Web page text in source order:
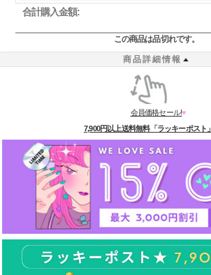
合計購入金額:
この商品は品切れです。
商品詳細情報
会員価格セール!♥
7,900円以上送料無料「ラッキーポスト」